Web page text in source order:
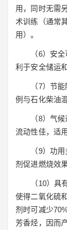
用，同时无需
术训练（通常
用）。
（6）安全可
利于安全储运
（7）节能降
例与石化柴油
（8）气候适
流动性佳，适
（9）功用多
剂促进燃烧效
（10）具有
使得二氧化硫
剂时可减少
芳香烃，因而